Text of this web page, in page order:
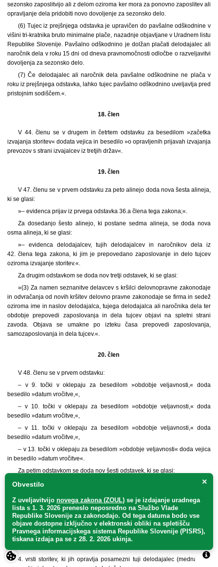
sezonsko zaposlitvijo ali z delom oziroma ker mora za ponovno zaposlitev ali
opravljanje dela pridobiti novo dovoljenje za sezonsko delo.
(6) Tujec iz prejšnjega odstavka je upravičen do pavšalne odškodnine v
višini tri-kratnika bruto minimalne plače, nazadnje objavljane v Uradnem listu
Republike Slovenije. Pavšalno odškodnino je dolžan plačati delodajalec ali
naročnik dela v roku 15 dni od dneva pravnomočnosti odločbe o razveljavitvi
dovoljenja za sezonsko delo.
(7) Če delodajalec ali naročnik dela pavšalne odškodnine ne plača v
roku iz prejšnjega odstavka, lahko tujec pavšalno odškodnino uveljavlja pred
pristojnim sodiščem.«.
18. člen
V 44. členu se v drugem in četrtem odstavku za besedilom »začetka
izvajanja storitev« dodata vejica in besedilo »o opravljenih prijavah izvajanja
prevozov s strani izvajalcev iz tretjih držav«.
19. člen
V 47. členu se v prvem odstavku za peto alinejo doda nova šesta alineja,
ki se glasi:
»– evidenca prijav iz prvega odstavka 36.a člena tega zakona;«.
Za dosedanjo šesto alinejo, ki postane sedma alineja, se doda nova
osma alineja, ki se glasi:
»– evidenca delodajalcev, tujih delodajalcev in naročnikov dela iz
42. člena tega zakona, ki jim je prepovedano zaposlovanje in delo tujcev
oziroma izvajanje storitev.«.
Za drugim odstavkom se doda nov tretji odstavek, ki se glasi:
»(3) Za namen seznanitve delavcev s kršilci delovnopravne zakonodaje
in odvračanja od novih kršitev delovno pravne zakonodaje se firma in sedež
oziroma ime in naslov delodajalca, tujega delodajalca ali naročnika dela ter
obdobje prepovedi zaposlovanja in dela tujcev objavi na spletni strani
zavoda. Objava se umakne po izteku časa prepovedi zaposlovanja,
samozaposlovanja in dela tujcev.«.
20. člen
V 48. členu se v prvem odstavku:
– v 9. točki v oklepaju za besedilom »obdobje veljavnosti,« doda
besedilo »datum vročitve,«,
– v 10. točki v oklepaju za besedilom »obdobje veljavnosti,« doda
besedilo »datum vročitve,«,
– v 11. točki v oklepaju za besedilom »obdobje veljavnosti,« doda
besedilo »datum vročitve,«,
– v 13. točki v oklepaju za besedilom »obdobje veljavnosti« doda vejica
in besedilo »datum vročitve«.
Za petim odstavkom se doda nov šesti odstavek, ki se glasi:
»(6) Evidenca zavoda o prijavah izvajanja prevozov s strani izvajalcev iz
1. firmi ali imenu in sedežu tujega delodajalca;
2. osebnemu imenu, datumu rojstva in državljanstvu napotenega
voznika;
3. odgovorni osebi delodajalca, ki ga tuji delodajalec pooblasti za stike z
4. vrsti storitev, ki jih opravlja posamezni tuji delodajalec (mednarodni
×
Obvestilo
Z uveljavitvijo novega zakona (ZOUL) se je izdajanje uradnega
lista s 1. 3. 2026 preneslo neposredno na Službo Vlade
Republike Slovenije za zakonodajo. Od tega datuma bodo vse
objave dostopne izključno v elektronski obliki na spletišču
Pravnega informacijskega sistema Republike Slovenije (PISRS),
tiskana izdaja pa se z 28. 2. 2026 ukinja.